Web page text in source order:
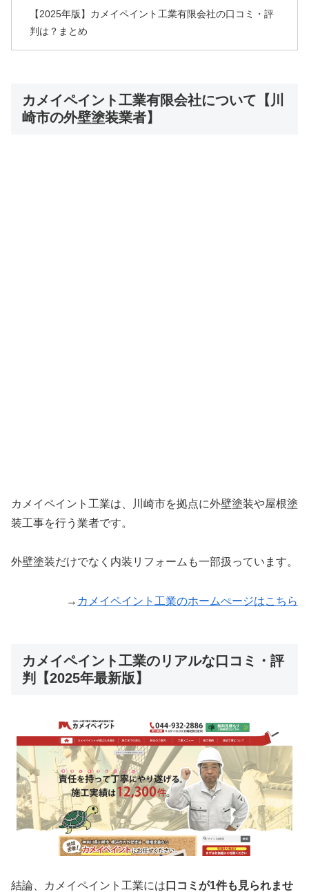
【2025年版】カメイペイント工業有限会社の口コミ・評
判は？まとめ
カメイペイント工業有限会社について【川
崎市の外壁塗装業者】
カメイペイント工業は、川崎市を拠点に外壁塗装や屋根塗
装工事を行う業者です。
外壁塗装だけでなく内装リフォームも一部扱っています。
→ カメイペイント工業のホームぺージはこちら
カメイペイント工業のリアルな口コミ・評
判【2025年最新版】
結論、カメイペイント工業には 口コミが1件も見られませ